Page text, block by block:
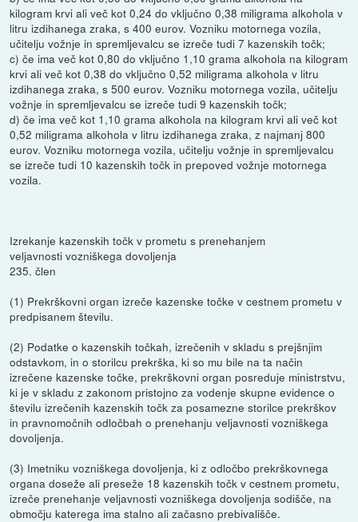
kilogram krvi ali več kot 0,24 do vključno 0,38 miligrama alkohola v
litru izdihanega zraka, s 400 eurov. Vozniku motornega vozila,
učitelju vožnje in spremljevalcu se izreče tudi 7 kazenskih točk;
c) če ima več kot 0,80 do vključno 1,10 grama alkohola na kilogram
krvi ali več kot 0,38 do vključno 0,52 miligrama alkohola v litru
izdihanega zraka, s 500 eurov. Vozniku motornega vozila, učitelju
vožnje in spremljevalcu se izreče tudi 9 kazenskih točk;
d) če ima več kot 1,10 grama alkohola na kilogram krvi ali več kot
0,52 miligrama alkohola v litru izdihanega zraka, z najmanj 800
eurov. Vozniku motornega vozila, učitelju vožnje in spremljevalcu
se izreče tudi 10 kazenskih točk in prepoved vožnje motornega
vozila.
Izrekanje kazenskih točk v prometu s prenehanjem
veljavnosti vozniškega dovoljenja
235. člen
(1) Prekrškovni organ izreče kazenske točke v cestnem prometu v
predpisanem številu.
(2) Podatke o kazenskih točkah, izrečenih v skladu s prejšnjim
odstavkom, in o storilcu prekrška, ki so mu bile na ta način
izrečene kazenske točke, prekrškovni organ posreduje ministrstvu,
ki je v skladu z zakonom pristojno za vodenje skupne evidence o
številu izrečenih kazenskih točk za posamezne storilce prekrškov
in pravnomočnih odločbah o prenehanju veljavnosti vozniškega
dovoljenja.
(3) Imetniku vozniškega dovoljenja, ki z odločbo prekrškovnega
organa doseže ali preseže 18 kazenskih točk v cestnem prometu,
izreče prenehanje veljavnosti vozniškega dovoljenja sodišče, na
območju katerega ima stalno ali začasno prebivališče.